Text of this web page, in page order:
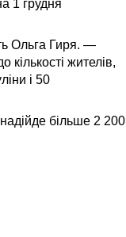
1 грудня
Ольга Гиря. —
кількості жителів,
і 50
більше 2 200